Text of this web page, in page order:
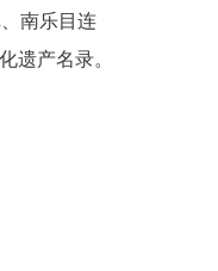
、 南乐目连
遗产名录。